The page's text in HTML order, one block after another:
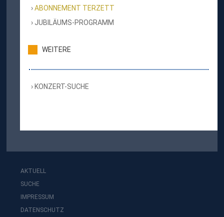
ABONNEMENT TERZETT
JUBILÄUMS-PROGRAMM
WEITERE
KONZERT-SUCHE
AKTUELL
SUCHE
IMPRESSUM
DATENSCHUTZ